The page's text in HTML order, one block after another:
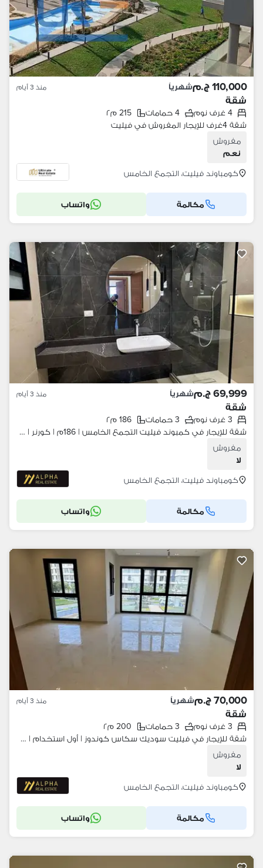
110,000 ج.م شهرياً منذ 3 أيام
شقة
4 غرف نوم 4 حمامات
215 م٢
شقة 4غرف للإيجار المفروش في فيليت
مفروش
نعم
كومباوند فيليت، التجمع الخامس
مكالمة واتساب
69,999 ج.م شهرياً منذ 3 أيام
شقة
3 غرف نوم 3 حمامات
186 م٢
شقة للإيجار في كمبوند فيليت التجمع الخامس | 186م | كورنر | 3 غرف + 3 حمام
مفروش
لا
كومباوند فيليت، التجمع الخامس
مكالمة واتساب
70,000 ج.م شهرياً منذ 3 أيام
شقة
3 غرف نوم 3 حمامات
200 م٢
شقة للإيجار في فيليت سوديك سكاس كوندوز | أول استخدام | 200 متر | 3 غرف نوم | دريسنج | فيو لاندسكيب
مفروش
لا
كومباوند فيليت، التجمع الخامس
مكالمة واتساب